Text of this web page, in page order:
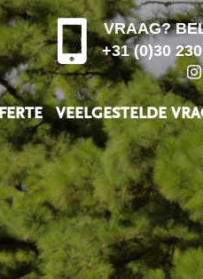
VRAAG?
+31 (0)30
VEELGESTELDE